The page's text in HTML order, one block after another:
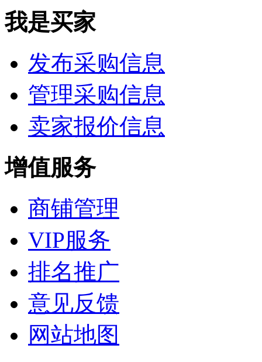
我是买家
发布采购信息
管理采购信息
卖家报价信息
增值服务
商铺管理
VIP服务
排名推广
意见反馈
网站地图